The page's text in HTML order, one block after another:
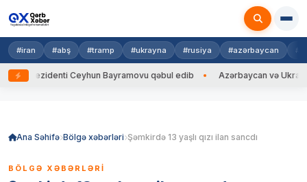
#iran #abş #tramp #ukrayna #rusiya #azərbaycan
Ceyhun Bayramovu qəbul edib Azərbaycan və Ukrayna XİN
Ana Səhifə Bölgə xəbərləri Şəmkirdə 13 yaşlı qızı ilan sancdı
BÖLGƏ XƏBƏRLƏRI